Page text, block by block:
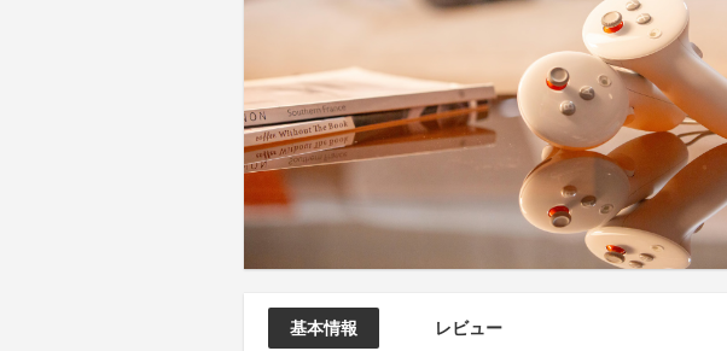
基本情報 レビュー